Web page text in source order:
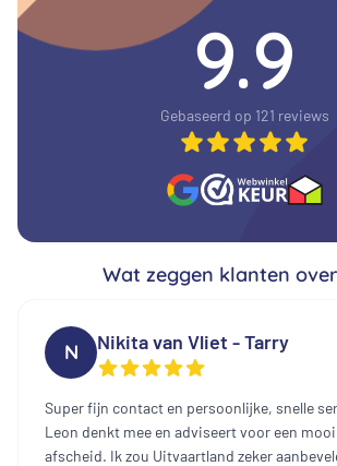
9.9
Gebaseerd op 121 reviews
Wat zeggen klanten
N Nikita van Vliet - Tarry
Super fijn contact en persoonlijke, snelle
Leon denkt mee en adviseert voor een mooi
afscheid. Ik zou Uitvaartland zeker